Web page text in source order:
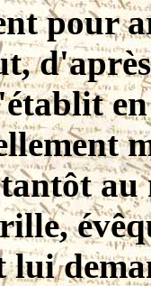
pour
au
lui